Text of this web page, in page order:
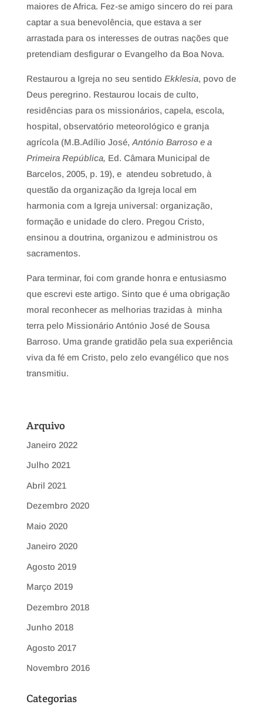
maiores de Africa. Fez-se amigo sincero do rei para
captar a sua benevolência, que estava a ser
arrastada para os interesses de outras nações que
pretendiam desfigurar o Evangelho da Boa Nova.
Restaurou a Igreja no seu sentido Ekklesia, povo de
Deus peregrino. Restaurou locais de culto,
residências para os missionários, capela, escola,
hospital, observatório meteorológico e granja
agrícola (M.B.Adílio José, António Barroso e a
Primeira República, Ed. Câmara Municipal de
Barcelos, 2005, p. 19), e atendeu sobretudo, à
questão da organização da Igreja local em
harmonia com a Igreja universal: organização,
formação e unidade do clero. Pregou Cristo,
ensinou a doutrina, organizou e administrou os
sacramentos.
Para terminar, foi com grande honra e entusiasmo
que escrevi este artigo. Sinto que é uma obrigação
moral reconhecer as melhorias trazidas à minha
terra pelo Missionário António José de Sousa
Barroso. Uma grande gratidão pela sua experiência
viva da fé em Cristo, pelo zelo evangélico que nos
transmitiu.
Arquivo
Janeiro 2022
Julho 2021
Abril 2021
Dezembro 2020
Maio 2020
Janeiro 2020
Agosto 2019
Março 2019
Dezembro 2018
Junho 2018
Agosto 2017
Novembro 2016
Categorias